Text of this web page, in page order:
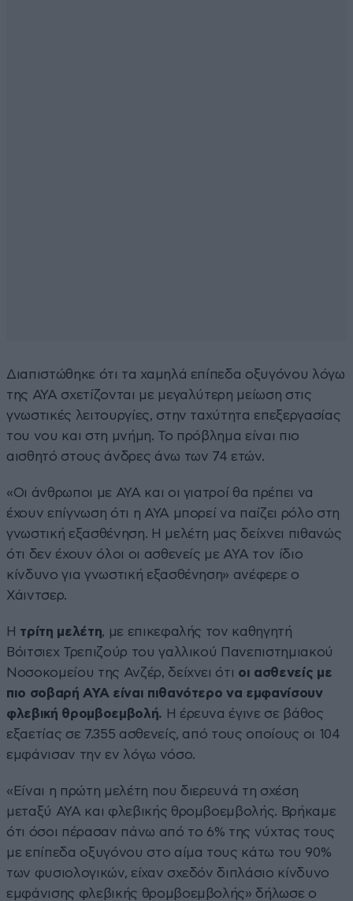
Διαπιστώθηκε ότι τα χαμηλά επίπεδα οξυγόνου λόγω
της ΑΥΑ σχετίζονται με μεγαλύτερη μείωση στις
γνωστικές λειτουργίες, στην ταχύτητα επεξεργασίας
του νου και στη μνήμη. Το πρόβλημα είναι πιο
αισθητό στους άνδρες άνω των 74 ετών.
«Οι άνθρωποι με ΑΥΑ και οι γιατροί θα πρέπει να
έχουν επίγνωση ότι η ΑΥΑ μπορεί να παίζει ρόλο στη
γνωστική εξασθένηση. Η μελέτη μας δείχνει πιθανώς
ότι δεν έχουν όλοι οι ασθενείς με ΑΥΑ τον ίδιο
κίνδυνο για γνωστική εξασθένηση» ανέφερε ο
Χάιντσερ.
Η τρίτη μελέτη, με επικεφαλής τον καθηγητή
Βόιτσιεχ Τρεπιζούρ του γαλλικού Πανεπιστημιακού
Νοσοκομείου της Ανζέρ, δείχνει ότι οι ασθενείς με
πιο σοβαρή ΑΥΑ είναι πιθανότερο να εμφανίσουν
φλεβική θρομβοεμβολή. Η έρευνα έγινε σε βάθος
εξαετίας σε 7.355 ασθενείς, από τους οποίους οι 104
εμφάνισαν την εν λόγω νόσο.
«Είναι η πρώτη μελέτη που διερευνά τη σχέση
μεταξύ ΑΥΑ και φλεβικής θρομβοεμβολής. Βρήκαμε
ότι όσοι πέρασαν πάνω από το 6% της νύχτας τους
με επίπεδα οξυγόνου στο αίμα τους κάτω του 90%
των φυσιολογικών, είχαν σχεδόν διπλάσιο κίνδυνο
εμφάνισης φλεβικής θρομβοεμβολής» δήλωσε ο